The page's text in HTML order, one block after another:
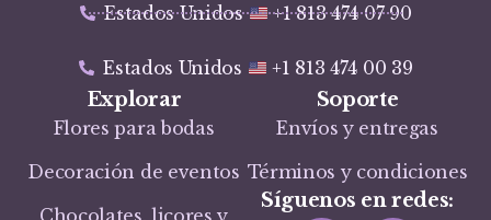
Estados Unidos +1 813 474 07 90
Estados Unidos +1 813 474 00 39
Explorar
Flores para bodas
Decoración de eventos
Chocolates, licores y
Soporte
Envíos y entregas
Términos y condiciones
Síguenos en redes: